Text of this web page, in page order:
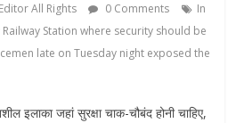
Editor All Rights 0 Comments
In
Station where security should be
late on Tuesday night exposed the
इलाका जहां सुरक्षा चाक-चौबंद होनी चाहिए,